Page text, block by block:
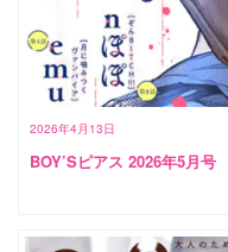
2026年4月13日
BOY’Sピアス 2026年5月号